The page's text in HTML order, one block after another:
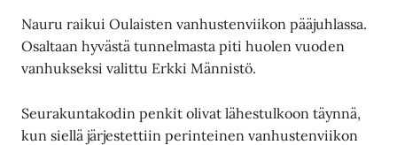
Nauru raikui Oulaisten vanhustenviikon pääjuhlassa.
Osaltaan hyvästä tunnelmasta piti huolen vuoden
vanhukseksi valittu Erkki Männistö.
Seurakuntakodin penkit olivat lähestulkoon täynnä,
kun siellä järjestettiin perinteinen vanhustenviikon